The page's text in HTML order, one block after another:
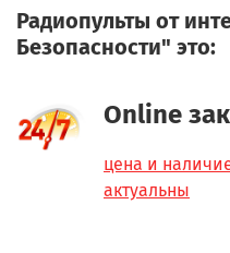
Радиопульты от
Безопасности" это:
Online
цена и
актуальны